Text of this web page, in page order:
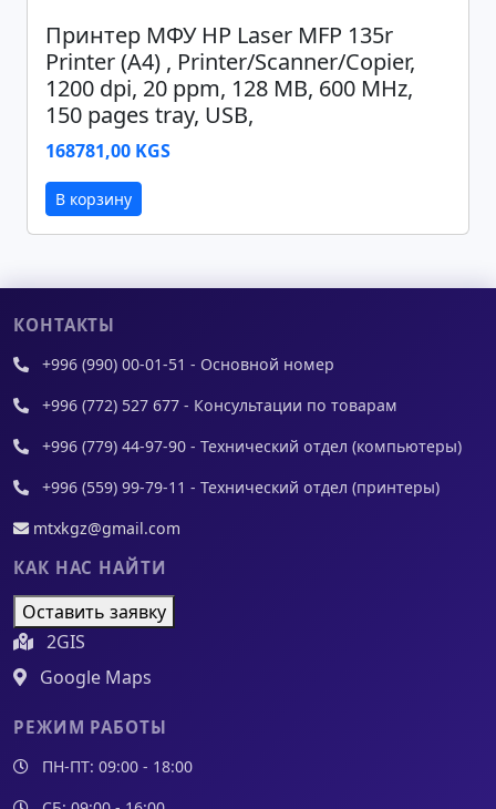
Принтер МФУ HP Laser MFP 135r
Printer (A4) , Printer/Scanner/Copier,
1200 dpi, 20 ppm, 128 MB, 600 MHz,
150 pages tray, USB,
168781,00 KGS
В корзину
КОНТАКТЫ
+996 (990) 00-01-51 - Основной номер
+996 (772) 527 677 - Консультации по товарам
+996 (779) 44-97-90 - Технический отдел (компьютеры)
+996 (559) 99-79-11 - Технический отдел (принтеры)
mtxkgz@gmail.com
КАК НАС НАЙТИ
Оставить заявку
2GIS
Google Maps
РЕЖИМ РАБОТЫ
ПН-ПТ: 09:00 - 18:00